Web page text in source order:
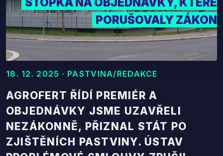
PORUŠOVALY ZÁKON
18. 12. 2025 · PASTVINA/REDAKCE
AGROFERT ŘÍDÍ PREMIÉR A
OBJEDNÁVKY JSME UZAVŘELI
NEZÁKONNĚ, PŘIZNAL STÁT PO
ZJIŠTĚNÍCH PASTVINY. ÚSTAV